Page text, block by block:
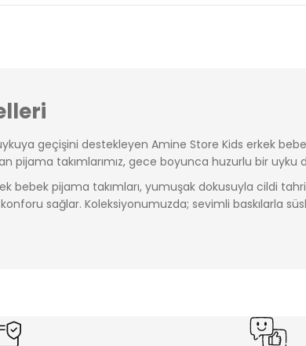
geçişini destekleyen Amine Store Kids erkek
pijama takımlarımız, gece boyunca huzurlu bir uyku
pijama takımları, yumuşak dokusuyla cildi
sağlar. Koleksiyonumuzda; sevimli baskılarla